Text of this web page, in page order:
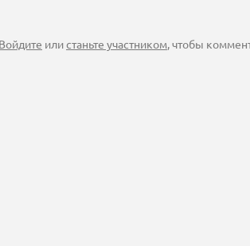
Войдите илистаньте участником, чтобы